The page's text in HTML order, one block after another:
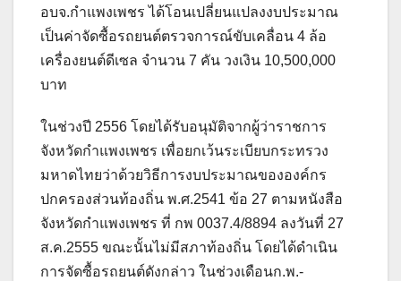
อบจ.กำแพงเพชร ได้โอนเปลี่ยนแปลงงบประมาณ
เป็นค่าจัดซื้อรถยนต์ตรวจการณ์ขับเคลื่อน 4 ล้อ
เครื่องยนต์ดีเซล จำนวน 7 คัน วงเงิน 10,500,000
บาท
ในช่วงปี 2556 โดยได้รับอนุมัติจากผู้ว่าราชการ
จังหวัดกำแพงเพชร เพื่อยกเว้นระเบียบกระทรวง
มหาดไทยว่าด้วยวิธีการงบประมาณขององค์กร
ปกครองส่วนท้องถิ่น พ.ศ.2541 ข้อ 27 ตามหนังสือ
จังหวัดกำแพงเพชร ที่ กพ 0037.4/8894 ลงวันที่ 27
ส.ค.2555 ขณะนั้นไม่มีสภาท้องถิ่น โดยได้ดำเนิน
การจัดซื้อรถยนต์ดังกล่าว ในช่วงเดือนก.พ.-